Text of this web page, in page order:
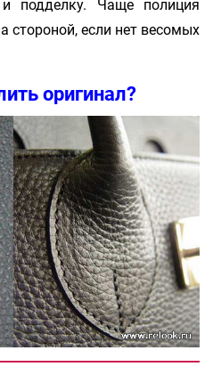
подделку. Чаще полиция
стороной, если нет весомых
оригинал?